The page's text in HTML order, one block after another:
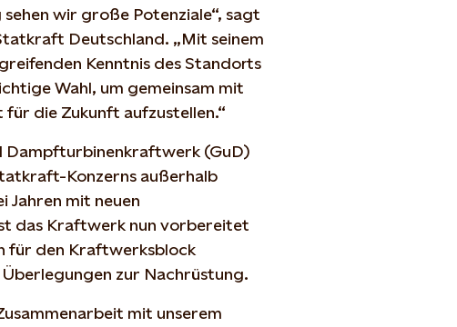
wir große Potenziale“, sagt
Deutschland. „Mit seinem
Kenntnis des Standorts
Wahl, um gemeinsam mit
die Zukunft aufzustellen.“
Dampfturbinenkraftwerk (GuD)
Konzerns außerhalb
Jahren mit neuen
das Kraftwerk nun vorbereitet
für den Kraftwerksblock
zur Nachrüstung.
mit unserem